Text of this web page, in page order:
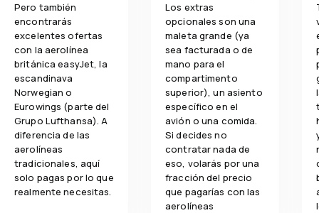
Pero también
encontrarás
excelentes ofertas
con la aerolínea
británica easyJet, la
escandinava
Norwegian o
Eurowings (parte del
Grupo Lufthansa). A
diferencia de las
aerolíneas
tradicionales, aquí
solo pagas por lo que
realmente necesitas.
Los extras
opcionales son una
maleta grande (ya
sea facturada o de
mano para el
compartimento
superior), un asiento
específico en el
avión o una comida.
Si decides no
contratar nada de
eso, volarás por una
fracción del precio
que pagarías con las
aerolíneas